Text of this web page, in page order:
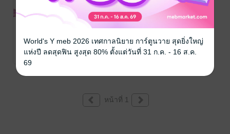
นิยายรัก
หน้าที่ 1
World's Y meb 2026 เทศกาลนิยาย การ์ตูนวาย สุดยิ่งใหญ่
แห่งปี ลดสุดฟิน สูงสุด 80% ตั้งแต่วันที่ 31 ก.ค. - 16 ส.ค.
69